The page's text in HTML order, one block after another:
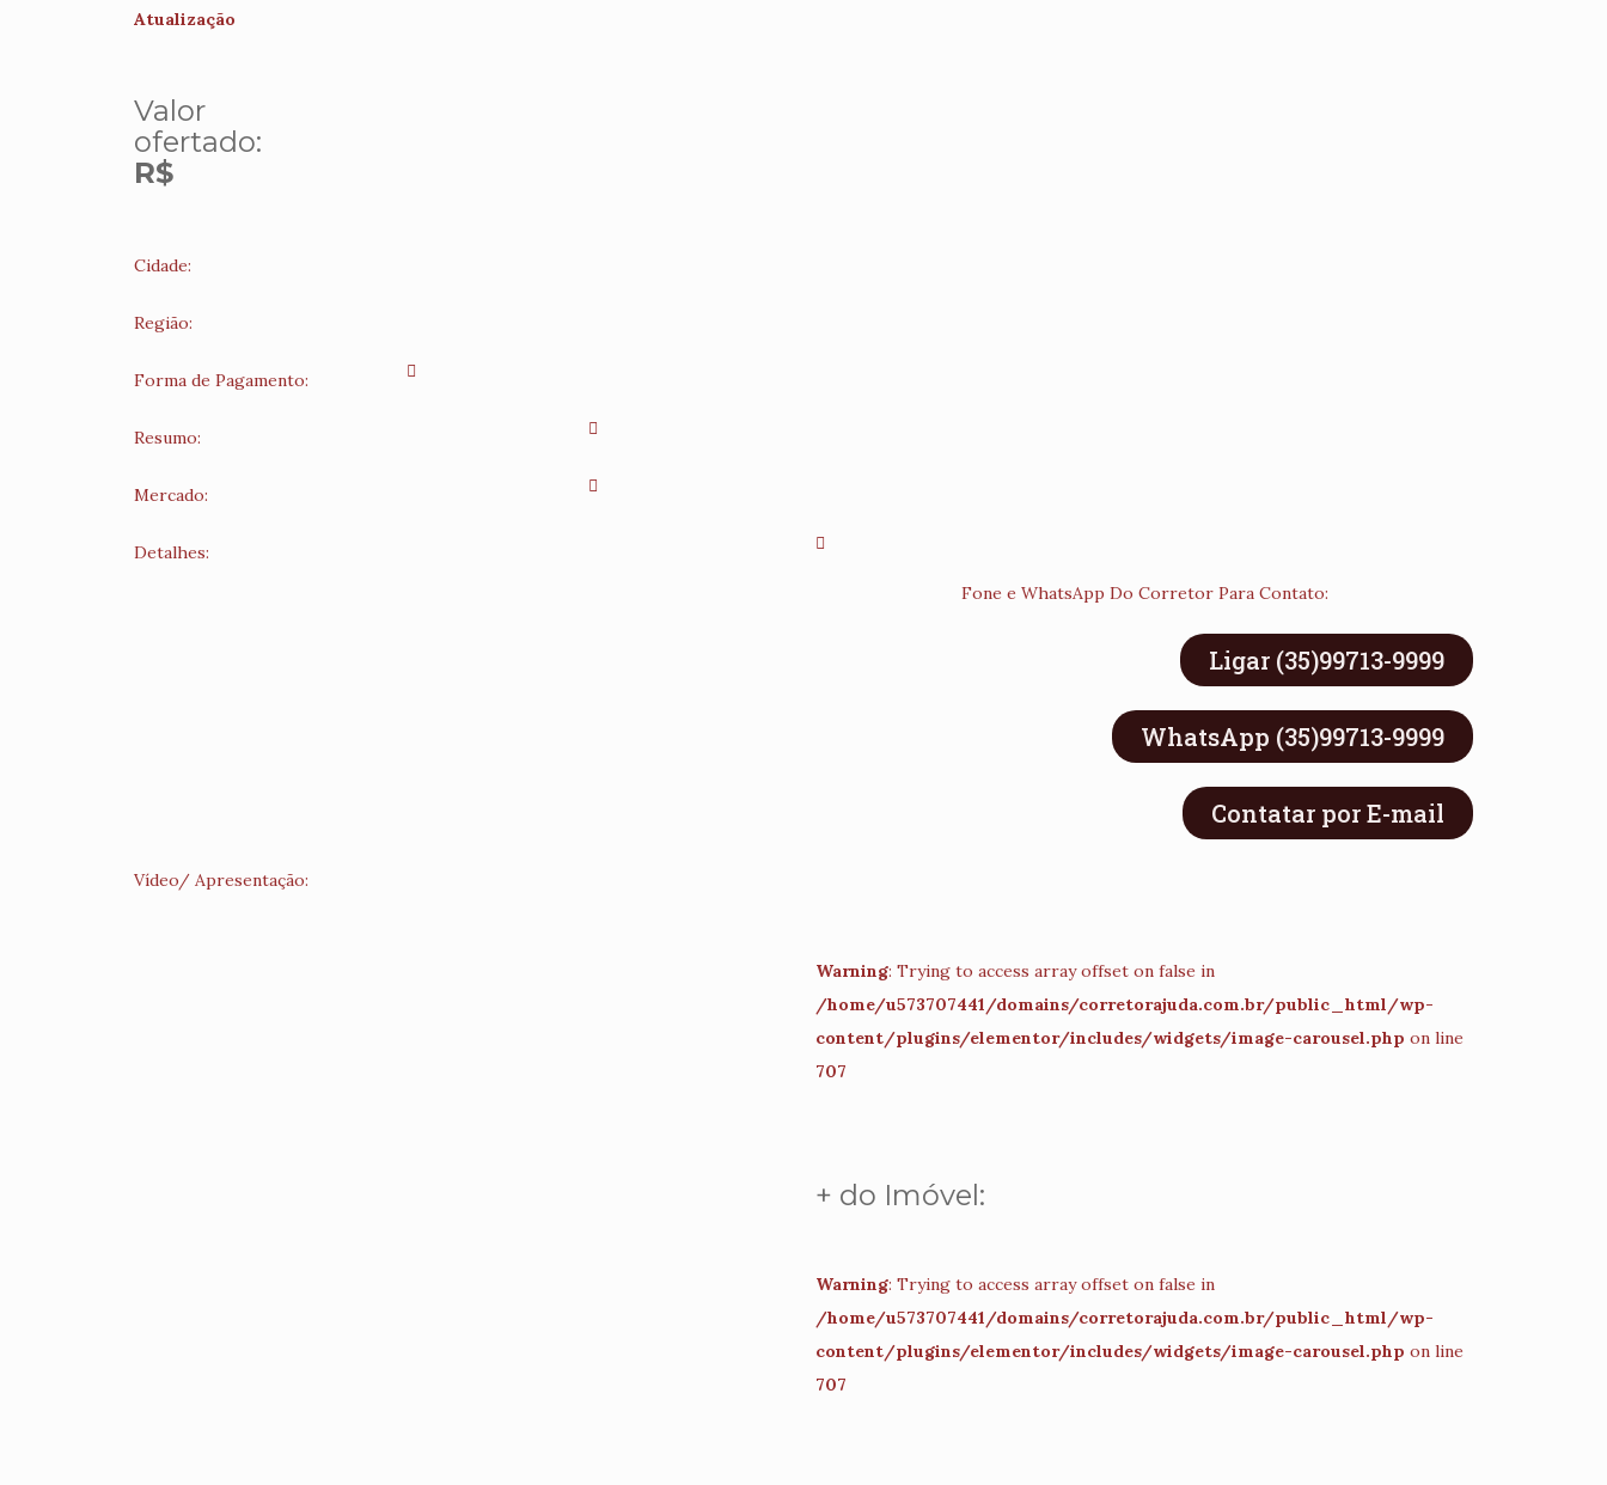
Atualização
Valor
ofertado:
R$
Cidade:
Região:
Forma de Pagamento:
Resumo:
Mercado:
Detalhes:
Fone e WhatsApp Do Corretor Para Contato:
Ligar (35)99713-9999
WhatsApp (35)99713-9999
Contatar por E-mail
Vídeo/ Apresentação:
Warning: Trying to access array offset on false in
/home/u573707441/domains/corretorajuda.com.br/public_html/wp-
content/plugins/elementor/includes/widgets/image-carousel.php on line
707
+ do Imóvel:
Warning: Trying to access array offset on false in
/home/u573707441/domains/corretorajuda.com.br/public_html/wp-
content/plugins/elementor/includes/widgets/image-carousel.php on line
707